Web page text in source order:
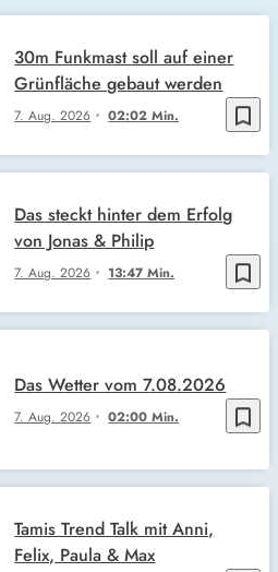
bookmark_border
7. Aug. 2026 02:02 Min.
30m Funkmast soll auf einer
Grünfläche gebaut werden
bookmark_border
7. Aug. 2026 13:47 Min.
Das steckt hinter dem Erfolg
von Jonas & Philip
bookmark_border
7. Aug. 2026 02:00 Min.
Das Wetter vom 7.08.2026
Tamis Trend Talk mit Anni,
Felix, Paula & Max